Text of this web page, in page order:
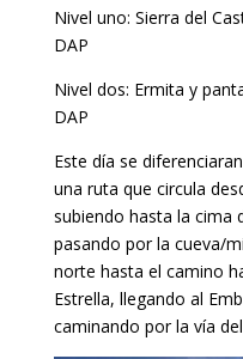
Nivel uno: Sierra del
DAP
Nivel dos: Ermita y
DAP
Este día se
una ruta que circula
subiendo hasta la cima
pasando por la cueva/
norte hasta el camino
Estrella, llegando al
caminando por la vía